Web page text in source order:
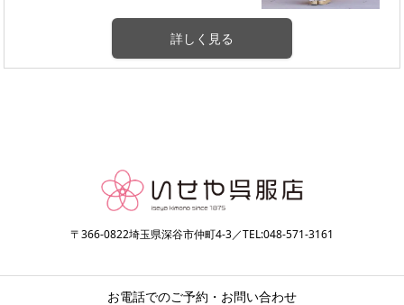
詳しく見る
〒366-0822埼玉県深谷市仲町4-3／TEL:048-571-3161
お電話でのご予約・お問い合わせ